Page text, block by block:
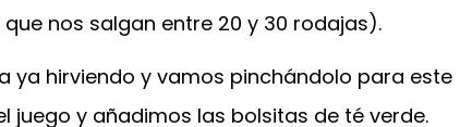
nos salgan entre 20 y 30 rodajas).
ya hirviendo y vamos pinchándolo para este
juego y añadimos las bolsitas de té verde.